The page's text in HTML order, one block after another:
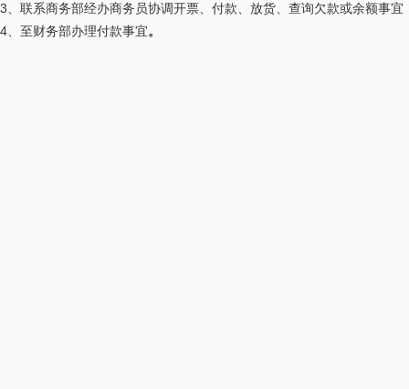
3、联系商务部经办商务员协调开票、付款、放货、查询欠款或余额事宜
4、至财务部办理付款事宜。